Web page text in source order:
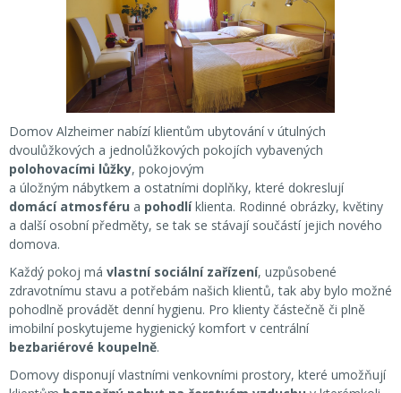
Domov Alzheimer nabízí klientům ubytování v útulných
dvoulůžkových a jednolůžkových pokojích vybavených
polohovacími lůžky, pokojovým
a úložným nábytkem a ostatními doplňky, které dokreslují
domácí atmosféru a pohodlíklienta. Rodinné obrázky, květiny
a další osobní předměty, se tak se stávají součástí jejich nového
domova.
Každý pokoj má vlastní sociální zařízení, uzpůsobené
zdravotnímu stavu a potřebám našich klientů, tak aby bylo možné
pohodlně provádět denní hygienu. Pro klienty částečně či plně
imobilní poskytujeme hygienický komfort v centrální
bezbariérové koupelně.
Domovy disponují vlastními venkovními prostory, které umožňují